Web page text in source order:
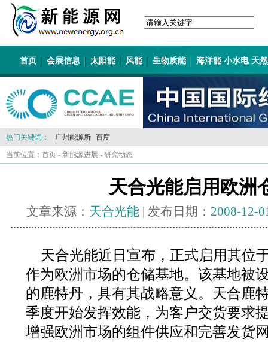
首页 会展信息 太阳能 风能 生物质能 海洋能 小水电 天
热门关键词： 广州能源所 百度
当前位置： 首页 - 新能源进展 - 研究动态
天合光能启用欧洲
文章来源： 天合光能 | 发布日期： 2008-12-
天合光能近日宣布，正式启用其位
作为欧洲市场的仓储基地。该基地被
的鹿特丹，具有其战略意义。天合鹿
季度开始发挥效能，为客户交货要求
增强欧洲市场的组件供应和完善发货